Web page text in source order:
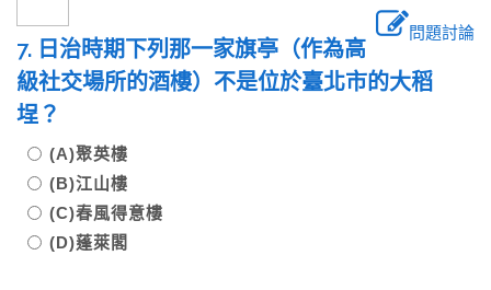
問題討論
7. 日治時期下列那一家旗亭（作為高
級社交場所的酒樓）不是位於臺北市的大稻
埕？
(A)聚英樓
(B)江山樓
(C)春風得意樓
(D)蓬萊閣